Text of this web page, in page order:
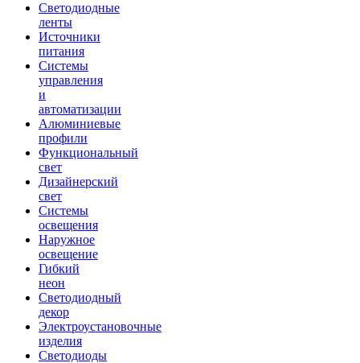
Светодиодные
ленты
Источники
питания
Системы
управления
и
автоматизации
Алюминиевые
профили
Функциональный
свет
Дизайнерский
свет
Системы
освещения
Наружное
освещение
Гибкий
неон
Светодиодный
декор
Электроустановочные
изделия
Светодиоды